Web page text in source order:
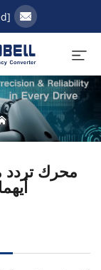
[email protected]
محرك تردد